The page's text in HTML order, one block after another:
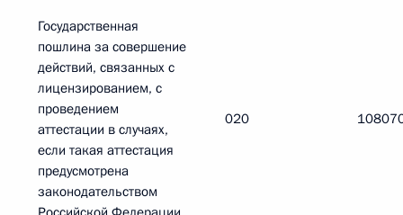
Государственная
пошлина за совершение
действий, связанных с
лицензированием, с
проведением
аттестации в случаях,
если такая аттестация
предусмотрена
законодательством
020